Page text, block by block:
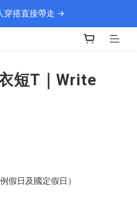
送 $100 購物金
穿搭直接帶走 →
短T｜Write
假日及國定假日）